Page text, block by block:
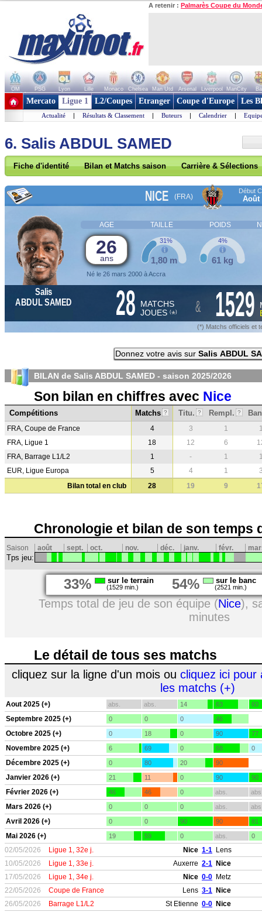
A retenir : Palmarès Coupe du
OM PSG Lyon Lille Monaco Chelsea Man Utd Arsenal Liverpool ManCity
+ de clubs
Mercato Ligue 1 L2/Coupes Etranger Coupe d'Europe Les
Actualité | Résultats & Classement | Buteurs | Calendrier |
6. Salis ABDUL SAMED
Fiche d'identité Bilan et Matchs saison Carrière & Sélections
NICE (FRA)
Début
Août
AGE TAILLE POIDS
26
ans
Né le 26 mars 2000 à Accra
1,80 m
31%
61 kg
4%
Salis
ABDUL SAMED
28 MATCHS
JOUES (*) & 1529
(*) Matchs officiels et
Donnez votre avis sur Salis ABDUL
BILAN de Salis ABDUL SAMED - saison 2025/2026
Son bilan en chiffres avec Nice
Compétitions Matchs ? Titu. ? Rempl. ?
FRA, Coupe de France 4 3 1
FRA, Ligue 1
18 12 6
FRA, Barrage L1/L2
1 - 1
EUR, Ligue Europa
5 4 1
Bilan total en club
28 19 9
Chronologie et bilan de son temps
Saison août sept. oct. nov. déc. janv. févr.
Tps jeu:
33% sur le terrain
(1529 min.) 54% sur le banc
(2521 min.)
Temps total de jeu de son équipe (Nice),
minutes
Le détail de tous ses matchs
cliquez sur la ligne d'un mois ou cliquez ici pour
les matchs (+)
Aout 2025 (+) abs. abs. 14 63 60
Septembre 2025 (+) 0 0 0 46
Octobre 2025 (+) 0 18 0 90 77
Novembre 2025 (+) 6 69 0 68 0
Décembre 2025 (+) 0 80 20 90
Janvier 2026 (+) 21 11 0 90 90
Février 2026 (+) 46 46 0 abs.
Mars 2026 (+) 0 0 0 abs.
Avril 2026 (+) 0 0 90 90 81
Mai 2026 (+) 19 59 0 abs. 0
02/05/2026 Ligue 1, 32e j. Nice 1-1 Lens
10/05/2026
Ligue 1, 33e j. Auxerre 2-1 Nice
17/05/2026
Ligue 1, 34e j. Nice 0-0 Metz
22/05/2026
Coupe de France Lens 3-1 Nice
26/05/2026
Barrage L1/L2 St Etienne 0-0 Nice